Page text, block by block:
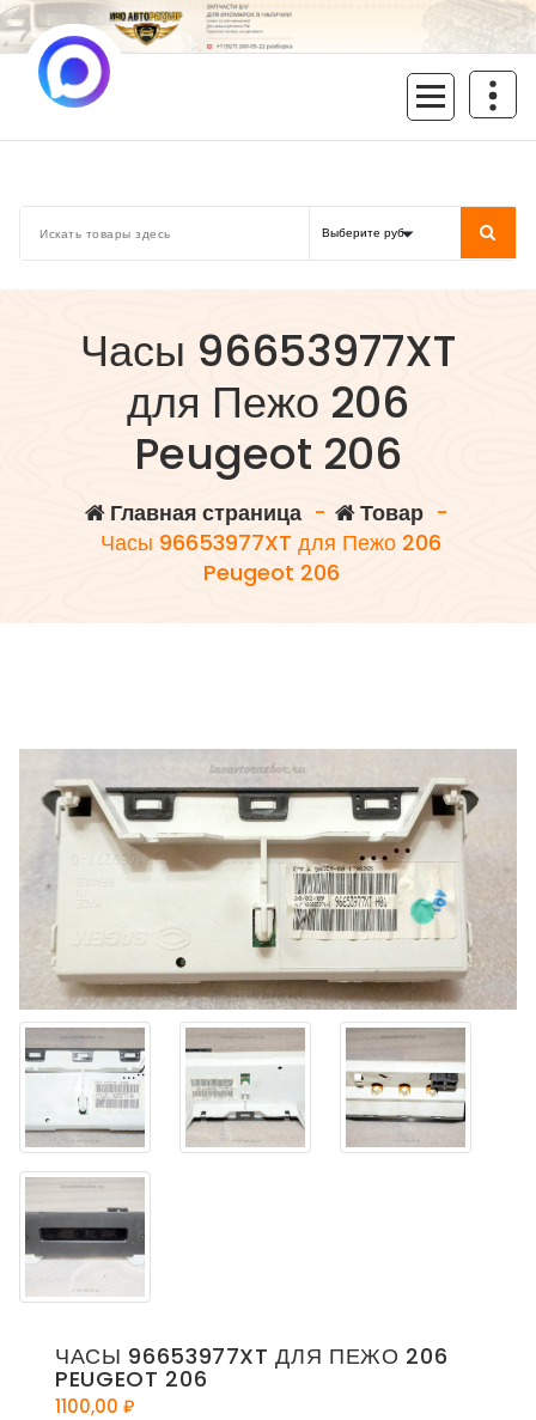
Перейти
к
содержимому
Часы 96653977XT
для Пежо 206
Peugeot 206
Главная страница- Товар-
Часы 96653977XT для Пежо 206
Peugeot 206
ЧАСЫ 96653977XT ДЛЯ ПЕЖО 206
PEUGEOT 206
1100,00 ₽